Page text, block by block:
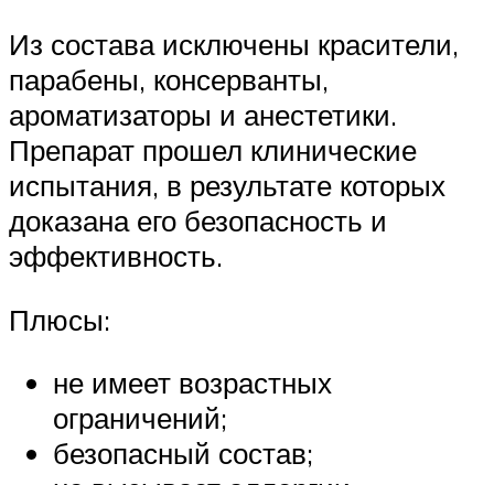
Из состава исключены красители,
парабены, консерванты,
ароматизаторы и анестетики.
Препарат прошел клинические
испытания, в результате которых
доказана его безопасность и
эффективность.
Плюсы:
не имеет возрастных
ограничений;
безопасный состав;